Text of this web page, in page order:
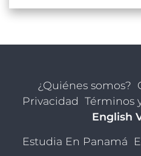
¿Quiénes somos?
Privacidad Términos
English
Estudia En Panamá